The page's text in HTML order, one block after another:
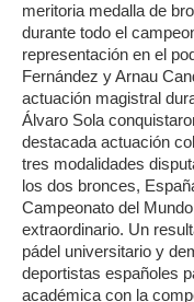
meritoria medalla de
durante todo el
representación en el
Fernández y Arnau
actuación magistral
Álvaro Sola
destacada actuación
tres modalidades
los dos bronces,
Campeonato del
extraordinario. Un
pádel universitario y
deportistas españoles
académica con la